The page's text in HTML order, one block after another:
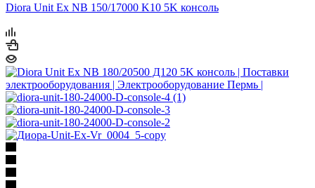
Diora Unit Ex NB 150/17000 K10 5K консоль